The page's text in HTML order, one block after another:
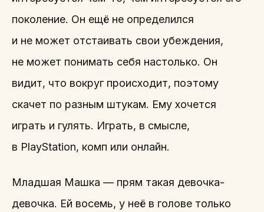
поколение. Он ещё не определился
и не может отстаивать свои убеждения,
не может понимать себя настолько. Он
видит, что вокруг происходит, поэтому
скачет по разным штукам. Ему хочется
играть и гулять. Играть, в смысле,
в PlayStation, комп или онлайн.
Младшая Машка — прям такая девочка-
девочка. Ей восемь, у неё в голове только